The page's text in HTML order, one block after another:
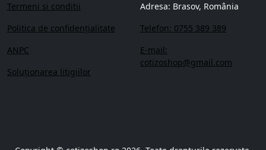
Termeni si conditii
Politica de confidenţialitate
ANPC
Soluționarea litigiilor
Adresa: Brasov, România
Telefon: 0755 389 389
E-mail:
cotizoshop@gmail.com